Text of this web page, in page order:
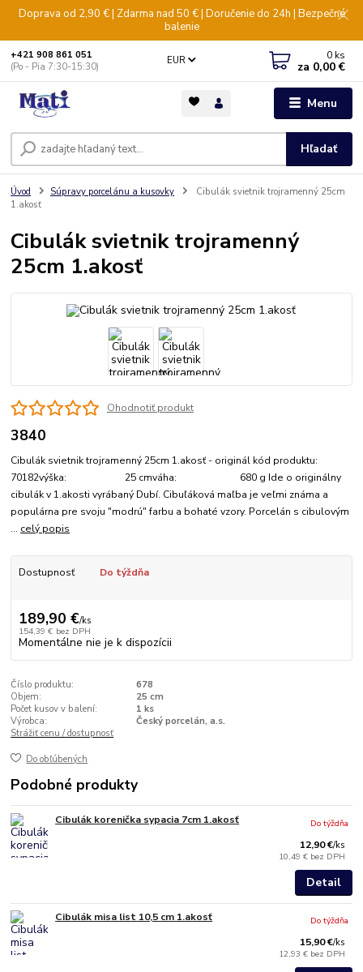
Doprava od 2,90 € | Zdarma nad 50 € | Doručenie do 24h | Bezpečné
balenie
Menu
EUR
Hľadať
+421 908 861 051
(Po - Pia 7:30-15:30)
0 ks
za 0,00 €
Úvod Súpravy porcelánu a kusovky
Cibulák svietnik trojramenný 25cm
1.akosť
Cibulák svietnik trojramenný
25cm 1.akosť
Ohodnotiť produkt
3840
Cibulák svietnik trojramenný 25cm 1.akosť - originál kód produktu:
70182výška: 25 cmváha: 680 g Ide o originálny
cibulák v 1.akosti vyrábaný Dubí. Cibuľáková maľba je veľmi známa a
populárna pre svoju "modrú" farbu a bohaté vzory. Porcelán s cibulovým
... celý popis
Dostupnosť Do týždňa
189,90 €/ks
154,39 € bez DPH
Momentálne nie je k dispozícii
Číslo produktu:
678
Objem:
25 cm
Počet kusov v balení:
1 ks
Výrobca:
Český porcelán, a.s.
Strážiť cenu / dostupnosť
Do obľúbených
Podobné produkty
Cibulák korenička sypacia 7cm 1.akosť
12,90 €/ks
10,49 € bez DPH
Do týždňa
Detail
Cibulák misa list 10,5 cm 1.akosť
15,90 €/ks
12,93 € bez DPH
Do týždňa